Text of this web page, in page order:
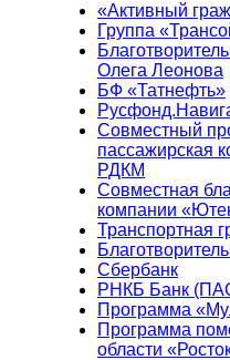
«Активный
Группа
Олега Леонова
БФ «Татнефть»
Совместный
пассажирская
РДКМ
Совместная
компании
Транспортная
Сбербанк
РНКБ Банк
Программа
Программа
области